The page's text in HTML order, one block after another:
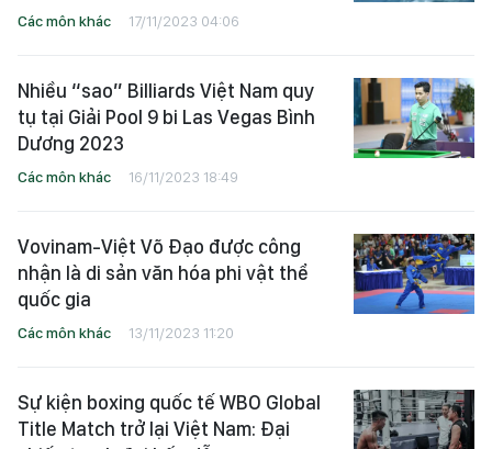
Các môn khác 17/11/2023 04:06
Nhiều “sao” Billiards Việt Nam quy
tụ tại Giải Pool 9 bi Las Vegas Bình
Dương 2023
Các môn khác 16/11/2023 18:49
Vovinam-Việt Võ Đạo được công
nhận là di sản văn hóa phi vật thể
quốc gia
Các môn khác 13/11/2023 11:20
Sự kiện boxing quốc tế WBO Global
Title Match trở lại Việt Nam: Đại